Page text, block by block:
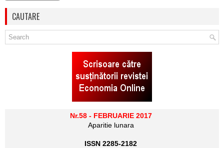
CAUTARE
Nr.58 - FEBRUARIE 2017
Aparitie lunara
ISSN 2285-2182